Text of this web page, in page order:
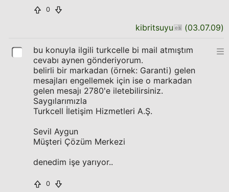
0
kibritsuyu (03.07.09)
bu konuyla ilgili turkcelle bi mail atmıştım
cevabı aynen gönderiyorum.
belirli bir markadan (örnek: Garanti) gelen
mesajları engellemek için ise o markadan
gelen mesajı 2780'e iletebilirsiniz.
Saygılarımızla
Turkcell İletişim Hizmetleri A.Ş.
Sevil Aygun
Müşteri Çözüm Merkezi
denedim işe yarıyor..
0